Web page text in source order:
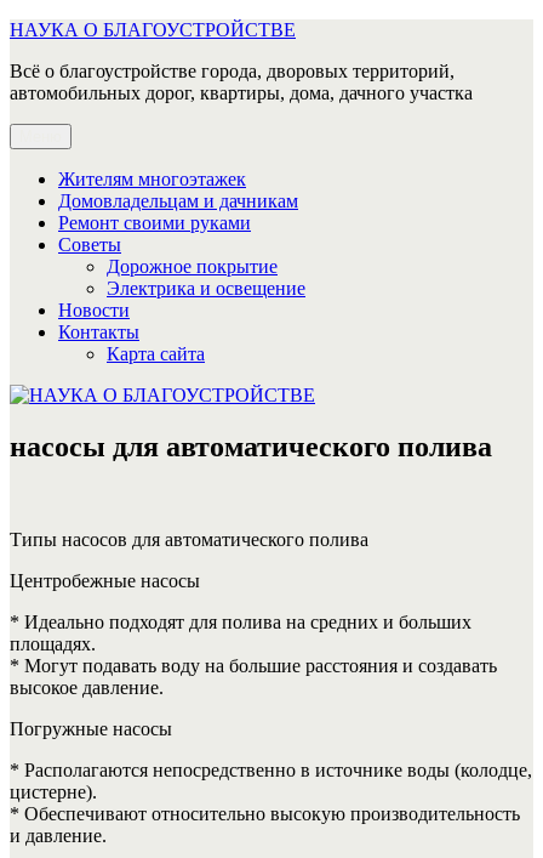
Перейти
содержимому
НАУКА О БЛАГОУСТРОЙСТВЕ
Всё о благоустройстве города, дворовых территорий,
автомобильных дорог, квартиры, дома, дачного участка
Жителям многоэтажек
Домовладельцам и дачникам
Ремонт своими руками
Советы
Дорожное покрытие
Электрика и освещение
Новости
Контакты
Карта сайта
насосы для автоматического полива
Типы насосов для автоматического полива
Центробежные насосы
* Идеально подходят для полива на средних и больших
площадях.
* Могут подавать воду на большие расстояния и создавать
высокое давление.
Погружные насосы
* Располагаются непосредственно в источнике воды (колодце,
цистерне).
* Обеспечивают относительно высокую производительность
и давление.